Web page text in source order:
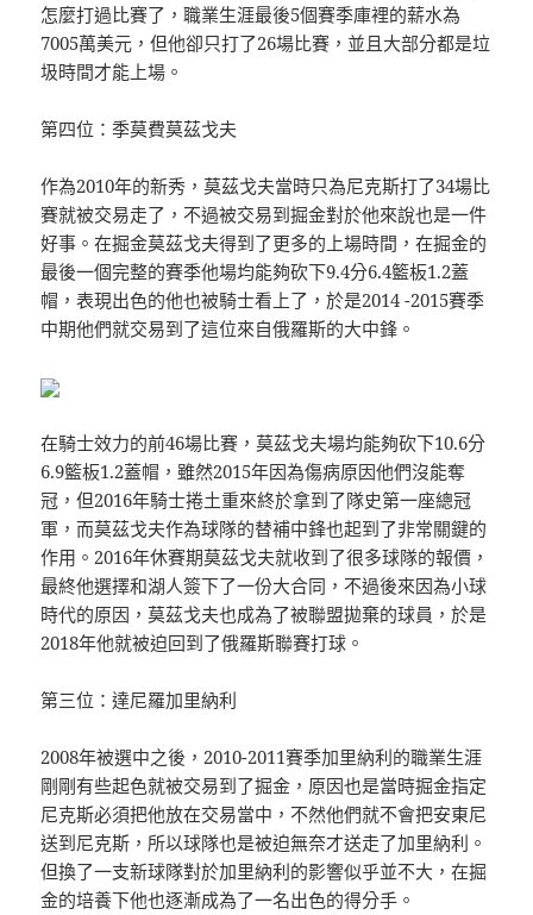
怎麼打過比賽了，職業生涯最後5個賽季庫裡的薪水為
7005萬美元，但他卻只打了26場比賽，並且大部分都是垃
圾時間才能上場。
第四位：季莫費莫茲戈夫
作為2010年的新秀，莫茲戈夫當時只為尼克斯打了34場比
賽就被交易走了，不過被交易到掘金對於他來說也是一件
好事。在掘金莫茲戈夫得到了更多的上場時間，在掘金的
最後一個完整的賽季他場均能夠砍下9.4分6.4籃板1.2蓋
帽，表現出色的他也被騎士看上了，於是2014 -2015賽季
中期他們就交易到了這位來自俄羅斯的大中鋒。
在騎士效力的前46場比賽，莫茲戈夫場均能夠砍下10.6分
6.9籃板1.2蓋帽，雖然2015年因為傷病原因他們沒能奪
冠，但2016年騎士捲土重來終於拿到了隊史第一座總冠
軍，而莫茲戈夫作為球隊的替補中鋒也起到了非常關鍵的
作用。2016年休賽期莫茲戈夫就收到了很多球隊的報價，
最終他選擇和湖人簽下了一份大合同，不過後來因為小球
時代的原因，莫茲戈夫也成為了被聯盟拋棄的球員，於是
2018年他就被迫回到了俄羅斯聯賽打球。
第三位：達尼羅加里納利
2008年被選中之後，2010-2011賽季加里納利的職業生涯
剛剛有些起色就被交易到了掘金，原因也是當時掘金指定
尼克斯必須把他放在交易當中，不然他們就不會把安東尼
送到尼克斯，所以球隊也是被迫無奈才送走了加里納利。
但換了一支新球隊對於加里納利的影響似乎並不大，在掘
金的培養下他也逐漸成為了一名出色的得分手。